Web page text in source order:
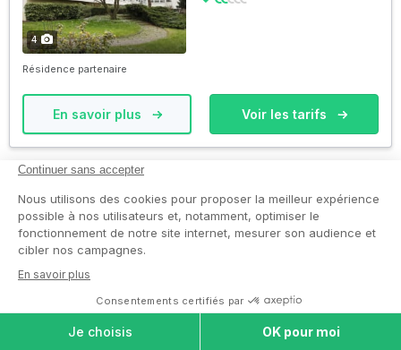
4
Résidence partenaire
En savoir plus Voir les tarifs
Le Pecq 78230